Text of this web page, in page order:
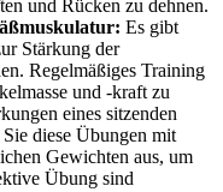
und Rücken zu dehnen.
Es gibt
Stärkung der
Regelmäßiges Training
und -kraft zu
eines sitzenden
diese Übungen mit
Gewichten aus, um
Übung sind